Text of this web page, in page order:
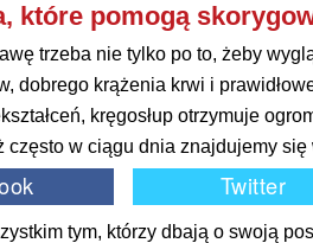
które pomogą
trzeba nie tylko po to, żeby
dobrego krążenia krwi i
kręgosłup otrzymuje
często w ciągu dnia znajdujemy
tym, którzy dbają o swoją